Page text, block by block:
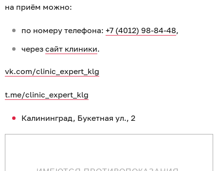
на приём можно:
по номеру телефона: +7 (4012) 98-84-48,
через сайт клиники.
vk.com/clinic_expert_klg
t.me/clinic_expert_klg
Калининград, Букетная ул., 2